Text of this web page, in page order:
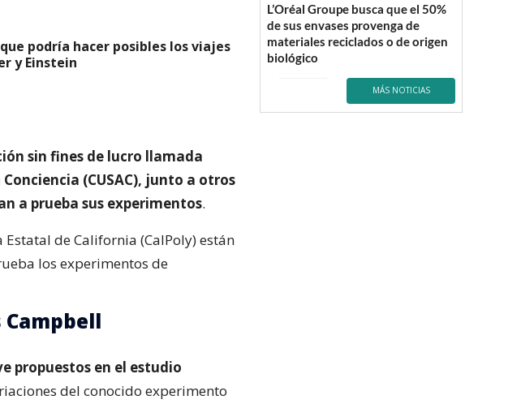
podría hacer posibles los viajes
y Einstein
sin fines de lucro llamada
(CUSAC), junto a otros
a prueba sus experimentos.
de California (CalPoly) están
los experimentos de
propuestos en el estudio
del conocido experimento
L’Oréal Groupe busca que el 50%
de sus envases provenga de
materiales reciclados o de origen
biológico
MÁS NOTICIAS